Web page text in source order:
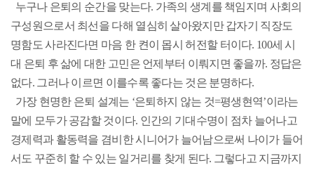
누구나 은퇴의 순간을 맞는다. 가족의 생계를 책임지며 사회의
구성원으로서 최선을 다해 열심히 살아왔지만 갑자기 직장도
명함도 사라진다면 마음 한 켠이 몹시 허전할 터이다. 100세 시
대 은퇴 후 삶에 대한 고민은 언제부터 이뤄지면 좋을까. 정답은
없다. 그러나 이르면 이를수록 좋다는 것은 분명하다.
가장 현명한 은퇴 설계는 ‘은퇴하지 않는 것=평생현역’이라는
말에 모두가 공감할 것이다. 인간의 기대수명이 점차 늘어나고
경제력과 활동력을 겸비한 시니어가 늘어남으로써 나이가 들어
서도 꾸준히 할 수 있는 일거리를 찾게 된다. 그렇다고 지금까지